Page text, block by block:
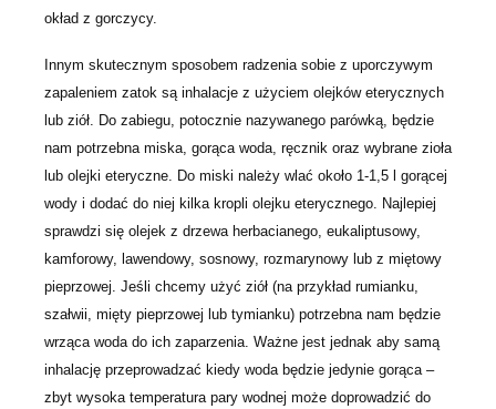
okład z gorczycy.
Innym skutecznym sposobem radzenia sobie z uporczywym
zapaleniem zatok są inhalacje z użyciem olejków eterycznych
lub ziół. Do zabiegu, potocznie nazywanego parówką, będzie
nam potrzebna miska, gorąca woda, ręcznik oraz wybrane zioła
lub olejki eteryczne. Do miski należy wlać około 1-1,5 l gorącej
wody i dodać do niej kilka kropli olejku eterycznego. Najlepiej
sprawdzi się olejek z drzewa herbacianego, eukaliptusowy,
kamforowy, lawendowy, sosnowy, rozmarynowy lub z miętowy
pieprzowej. Jeśli chcemy użyć ziół (na przykład rumianku,
szałwii, mięty pieprzowej lub tymianku) potrzebna nam będzie
wrząca woda do ich zaparzenia. Ważne jest jednak aby samą
inhalację przeprowadzać kiedy woda będzie jedynie gorąca –
zbyt wysoka temperatura pary wodnej może doprowadzić do